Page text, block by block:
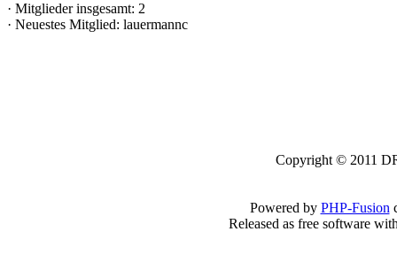
· Mitglieder insgesamt: 2
· Neuestes Mitglied: lauermannc
Copyright © 2011
Powered by PHP-Fusion
Released as free software